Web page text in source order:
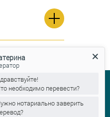
необходимо перевести?
нотариально заверить